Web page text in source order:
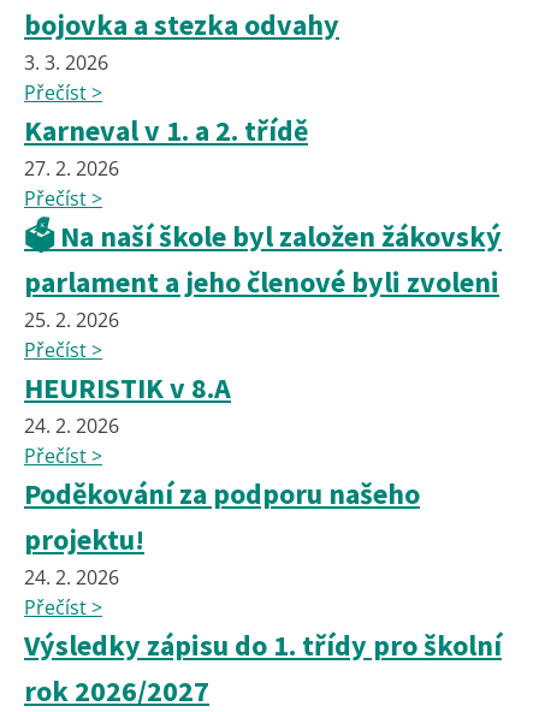
bojovka a stezka odvahy
3. 3. 2026
Přečíst >
Karneval v 1. a 2. třídě
27. 2. 2026
Přečíst >
🗳️ Na naší škole byl založen žákovský
parlament a jeho členové byli zvoleni
25. 2. 2026
Přečíst >
HEURISTIK v 8.A
24. 2. 2026
Přečíst >
Poděkování za podporu našeho
projektu!
24. 2. 2026
Přečíst >
Výsledky zápisu do 1. třídy pro školní
rok 2026/2027